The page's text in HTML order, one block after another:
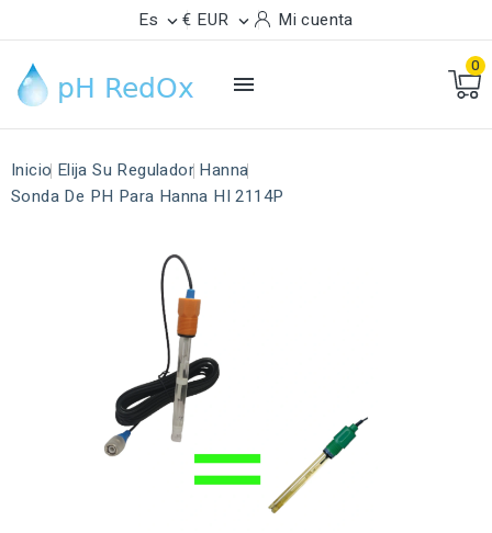
Es € EUR  Mi cuenta

0
Inicio Elija Su Regulador Hanna
Sonda De PH Para Hanna HI 2114P